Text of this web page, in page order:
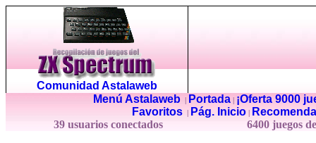
Comunidad Astalaweb
Menú Astalaweb| Portada|
¡Oferta 9000
Favoritos
Pág. Inicio
39 usuarios conectados
6400 juegos